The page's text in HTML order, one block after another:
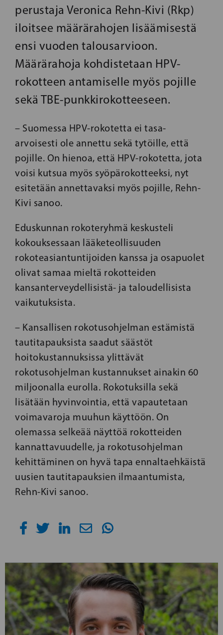
perustaja Veronica Rehn-Kivi (Rkp)
iloitsee määrärahojen lisäämisestä
ensi vuoden talousarvioon.
Määrärahoja kohdistetaan HPV-
rokotteen antamiselle myös pojille
sekä TBE-punkkirokotteeseen.
– Suomessa HPV-rokotetta ei tasa-
arvoisesti ole annettu sekä tytöille, että
pojille. On hienoa, että HPV-rokotetta, jota
voisi kutsua myös syöpärokotteeksi, nyt
esitetään annettavaksi myös pojille, Rehn-
Kivi sanoo.
Eduskunnan rokoteryhmä keskusteli
kokouksessaan lääketeollisuuden
rokoteasiantuntijoiden kanssa ja osapuolet
olivat samaa mieltä rokotteiden
kansanterveydellisistä- ja taloudellisista
vaikutuksista.
– Kansallisen rokotusohjelman estämistä
tautitapauksista saadut säästöt
hoitokustannuksissa ylittävät
rokotusohjelman kustannukset ainakin 60
miljoonalla eurolla. Rokotuksilla sekä
lisätään hyvinvointia, että vapautetaan
voimavaroja muuhun käyttöön. On
olemassa selkeää näyttöä rokotteiden
kannattavuudelle, ja rokotusohjelman
kehittäminen on hyvä tapa ennaltaehkäistä
uusien tautitapauksien ilmaantumista,
Rehn-Kivi sanoo.